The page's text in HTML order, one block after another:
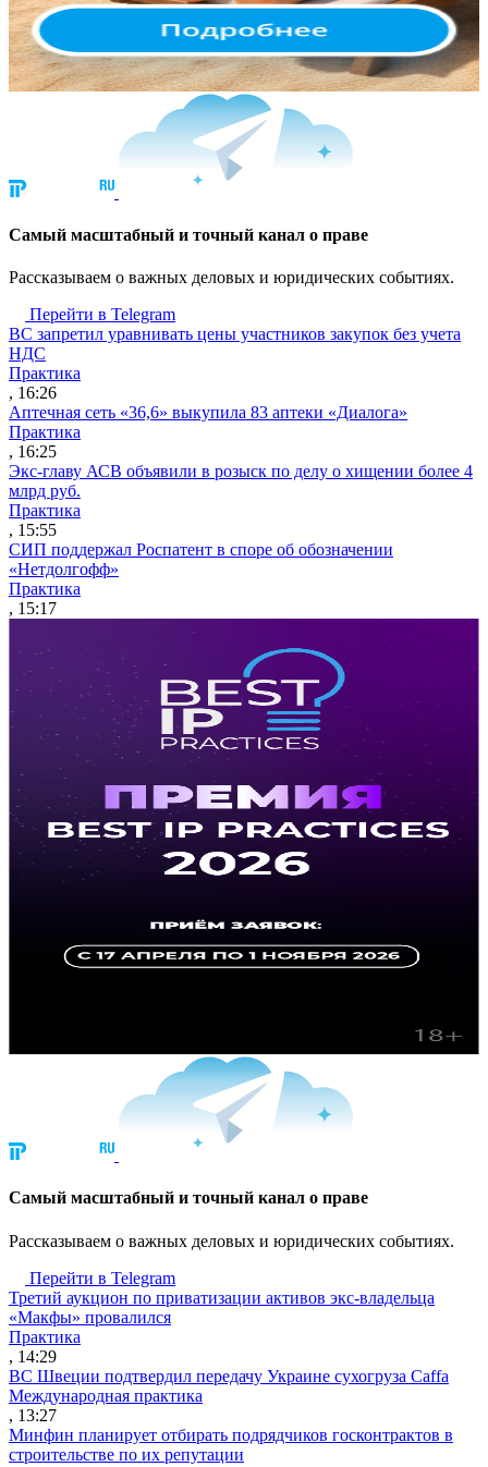
Cамый масштабный и точный канал о праве
Рассказываем о важных деловых и юридических событиях.
Перейти в Telegram
ВС запретил уравнивать цены участников закупок без учета
НДС
Практика
, 16:26
Аптечная сеть «36,6» выкупила 83 аптеки «Диалога»
Практика
, 16:25
Экс-главу АСВ объявили в розыск по делу о хищении более 4
млрд руб.
Практика
, 15:55
СИП поддержал Роспатент в споре об обозначении
«Нетдолгофф»
Практика
, 15:17
Cамый масштабный и точный канал о праве
Рассказываем о важных деловых и юридических событиях.
Перейти в Telegram
Третий аукцион по приватизации активов экс-владельца
«Макфы» провалился
Практика
, 14:29
ВС Швеции подтвердил передачу Украине сухогруза Caffa
Международная практика
, 13:27
Минфин планирует отбирать подрядчиков госконтрактов в
строительстве по их репутации